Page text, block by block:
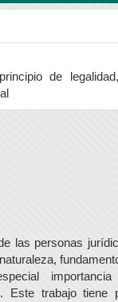
de legalidad,
las personas
Este trabajo tiene